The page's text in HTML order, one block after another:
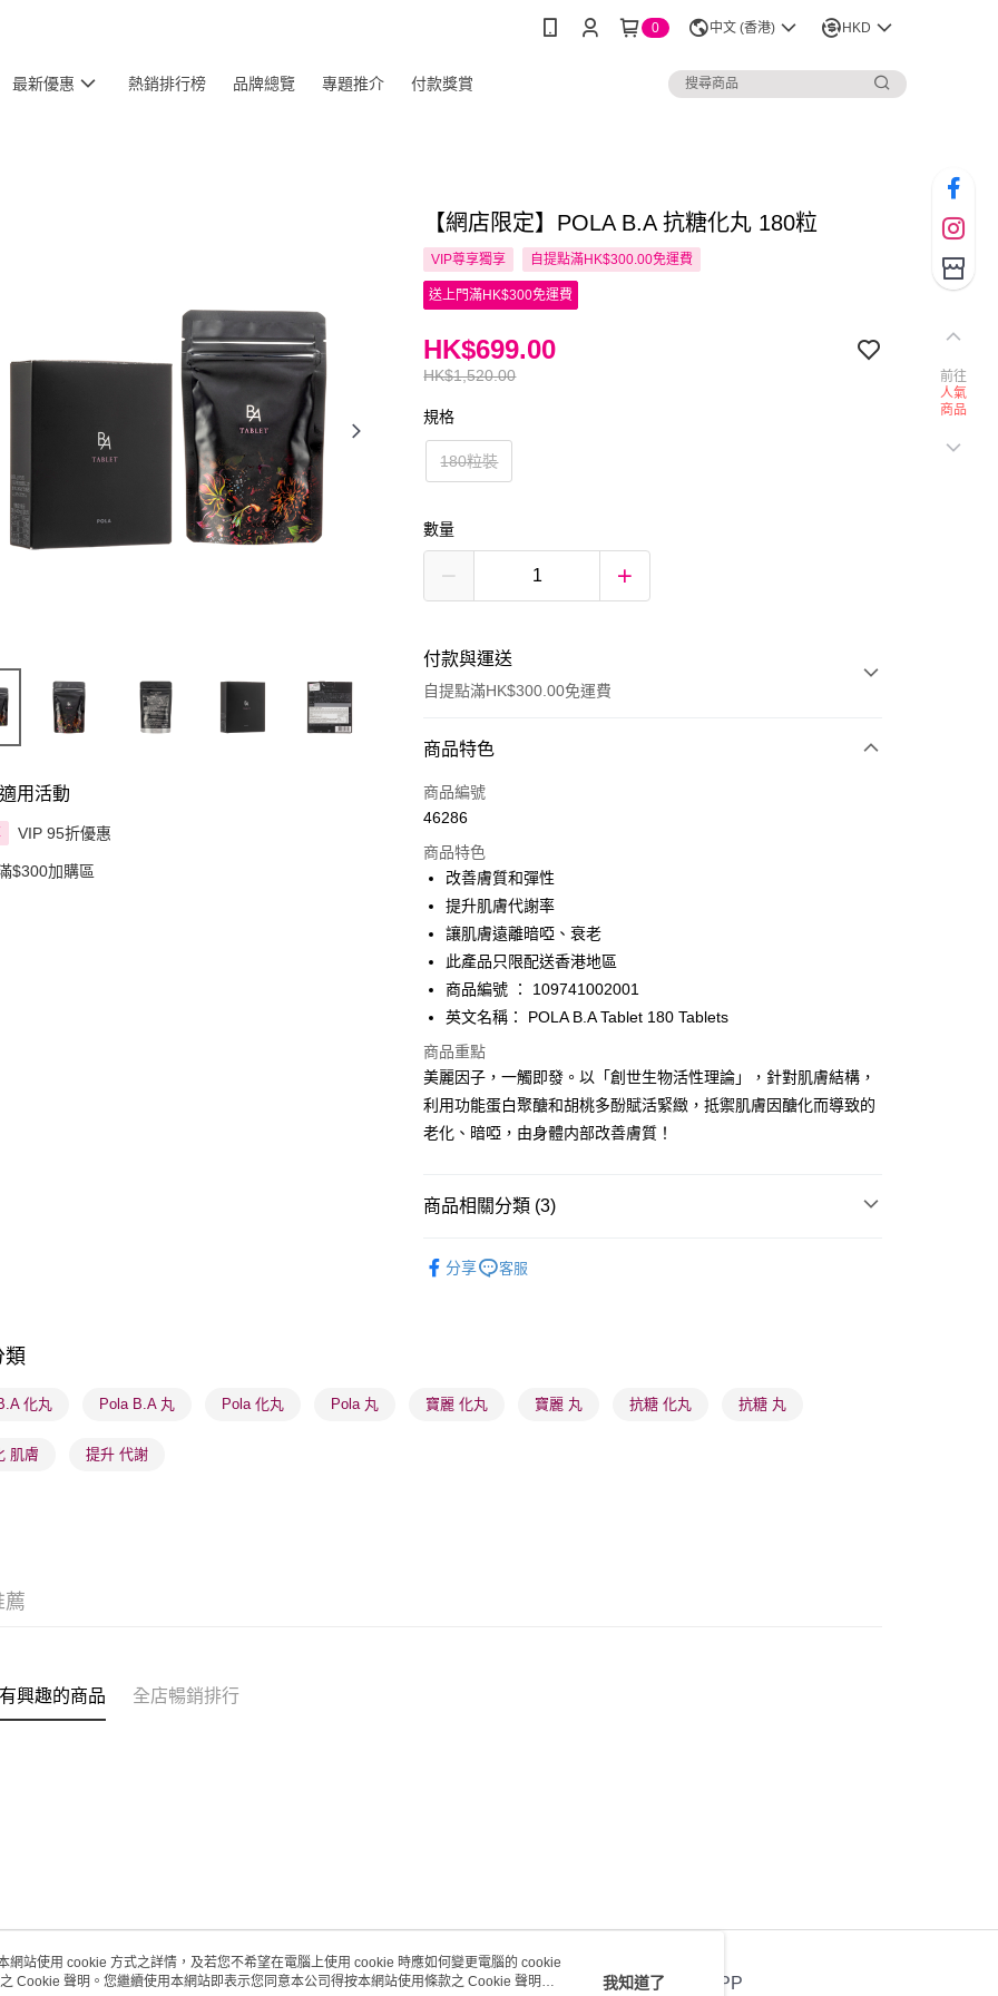
0 中文 (香港) HKD
最新優惠 熱銷排行榜 品牌總覽 專題推介 付款獎賞
用活動
VIP 95折優惠
$300加購區
【網店限定】POLA B.A 抗糖化丸 180粒
VIP尊享獨享 自提點滿HK$300.00免運費
送上門滿HK$300免運費
HK$1,520.00
HK$699.00
規格
180粒裝
數量
付款與運送
自提點滿HK$300.00免運費
付款方式
信用卡
AlipayHK
PayMe
WeChat Pay
BoC Pay
送貨方式
順豐自助櫃 - 確認發貨後1-3個工作天送達
每筆HK$65.00，滿HK$300.00或以上免運費
每筆HK$65.00，滿HK$300.00或以上免運費
物流公司進行物流配送
每筆HK$20.00，滿HK$100.00或以上免運費
商品特色
商品編號
46286
商品特色
改善膚質和彈性
提升肌膚代謝率
讓肌膚遠離暗啞、衰老
此產品只限配送香港地區
商品編號 ： 109741002001
英文名稱： POLA B.A Tablet 180 Tablets
商品重點
美麗因子，一觸即發。以「創世生物活性理論」，針對肌膚結構，
利用功能蛋白聚醣和胡桃多酚賦活緊緻，抵禦肌膚因醣化而導致的
老化、暗啞，由身體内部改善膚質！
商品相關分類 (3)
分享 客服
類
化丸 Pola B.A 丸 Pola 化丸 Pola 丸 寶麗 化丸 寶麗 丸 抗糖 化丸 抗糖 丸
肌膚 提升 代謝
薦
興趣的商品 全店暢銷排行
關於我們 客戶服務 官方APP
前往
人氣
商品
網站使用 cookie 方式之詳情，及若您不希望在電腦上使用 cookie 時應如何變更電腦的 cookie
之 Cookie 聲明。您繼續使用本網站即表示您同意本公司得按本網站使用條款之 Cookie 聲明使
我知道了